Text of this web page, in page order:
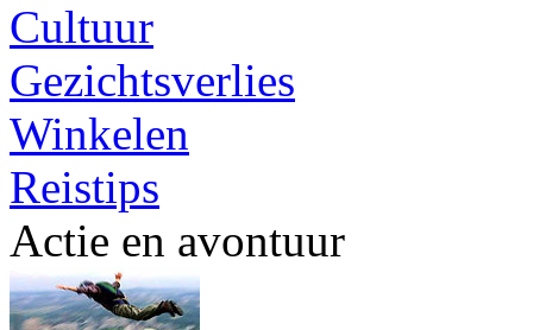
Cultuur
Gezichtsverlies
Winkelen
Reistips
Actie en avontuur